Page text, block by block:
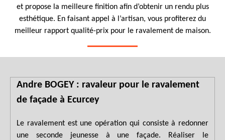
et propose la meilleure finition afin d’obtenir un rendu plus
esthétique. En faisant appel à l’artisan, vous profiterez du
meilleur rapport qualité-prix pour le ravalement de maison.
Andre BOGEY : ravaleur pour le ravalement
de façade à Ecurcey
Le ravalement est une opération qui consiste à redonner
une seconde jeunesse à une façade. Réaliser le